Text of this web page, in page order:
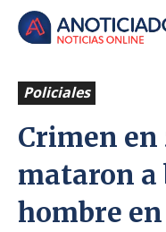
Policiales
Crimen
mataron a
hombre